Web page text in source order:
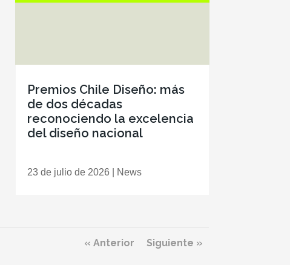
Premios Chile Diseño: más
de dos décadas
reconociendo la excelencia
del diseño nacional
23 de julio de 2026 News
« Anterior Siguiente »